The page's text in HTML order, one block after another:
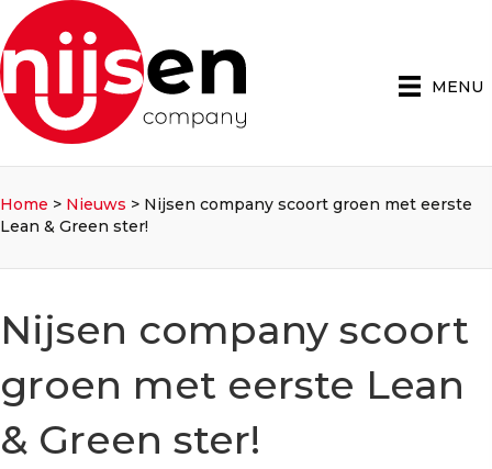
MENU
Home > Nieuws > Nijsen company scoort groen met eerste
Lean & Green ster!
Nijsen company scoort
groen met eerste Lean
& Green ster!